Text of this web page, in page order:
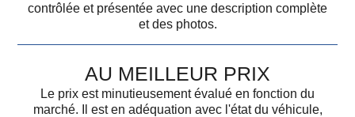
contrôlée et présentée avec une description complète
et des photos.
AU MEILLEUR PRIX
Le prix est minutieusement évalué en fonction du
marché. Il est en adéquation avec l'état du véhicule,